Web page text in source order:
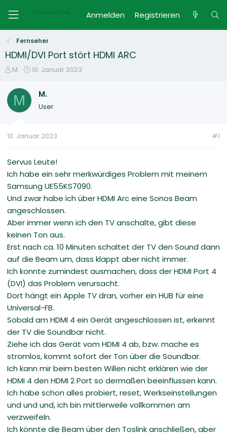
Anmelden Registrieren
Fernseher
HDMI/DVI Port stört HDMI ARC
E
s
e
e
M.
E
t
m
10. Januar 2023
M M.
User
10. Januar 2023 #1
Servus Leute!
Ich habe ein sehr merkwürdiges Problem mit meinem
Samsung UE55KS7090.
Und zwar habe ich über HDMI Arc eine Sonos Beam
angeschlossen.
Aber immer wenn ich den TV anschalte, gibt diese
keinen Ton aus.
Erst nach ca. 10 Minuten schaltet der TV den Sound dann
auf die Beam um, dass klappt aber nicht immer.
Ich konnte zumindest ausmachen, dass der HDMI Port 4
(DVI) das Problem verursacht.
Dort hängt ein Apple TV dran, vorher ein HUB für eine
Universal-FB.
Sobald am HDMI 4 ein Gerät angeschlossen ist, erkennt
der TV die Soundbar nicht.
Ziehe ich das Gerät vom HDMI 4 ab, bzw. mache es
stromlos, kommt sofort der Ton über die Soundbar.
Ich kann mir beim besten Willen nicht erklären wie der
HDMi 4 den HDMI 2 Port so dermaßen beeinflussen kann.
Ich habe schon alles probiert, reset, Werkseinstellungen
und und und, ich bin mittlerweile vollkommen am
verzweifeln.
Ich könnte die Beam über den Toslink anschließen, aber